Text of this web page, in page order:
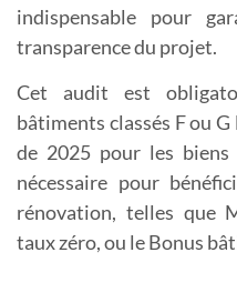
indispensable pour
transparence du projet.
Cet audit est
bâtiments classés F ou
de 2025 pour les biens
nécessaire pour
rénovation, telles que
taux zéro, ou le Bonus